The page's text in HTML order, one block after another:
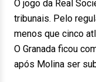
O jogo da Real
tribunais. Pelo
menos que cinco
O Granada ficou
após Molina ser